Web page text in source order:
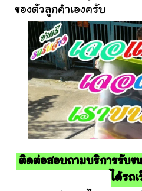
ของตัวลูกค้าเองครับ
ติดต่อสอบถามบริการรับข
ได้รถเ